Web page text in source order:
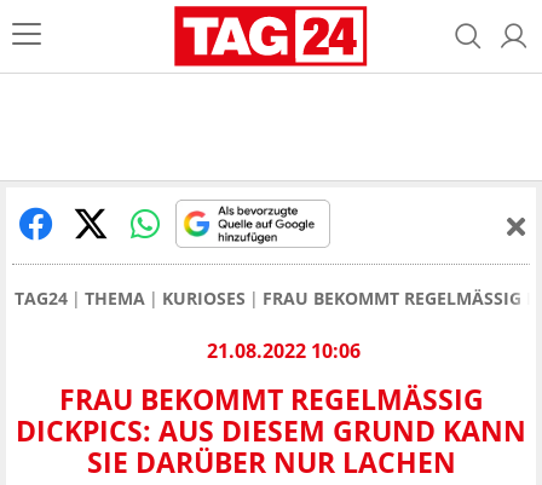
TAG24 THEMA KURIOSES FRAU BEKOMMT REGELMÄSSIG
21.08.2022 10:06
FRAU BEKOMMT REGELMÄSSIG D
ICKPICS: AUS DIESEM GRUND KANN S
IE DARÜBER NUR LACHEN